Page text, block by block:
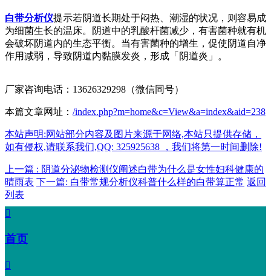
白带分析仪提示若阴道长期处于闷热、潮湿的状况，则容易成
为细菌生长的温床。阴道中的乳酸杆菌减少，有害菌种就有机
会破坏阴道内的生态平衡。当有害菌种的增生，促使阴道自净
作用减弱，导致阴道内黏膜发炎，形成「阴道炎」。
厂家咨询电话：13626329298（微信同号）
本篇文章网址： /index.php?m=home&c=View&a=index&aid=238
本站声明:网站部分内容及图片来源于网络,本站只提供存储，
如有侵权,请联系我们,QQ: 325925638 ，我们将第一时间删除!
上一篇 : 阴道分泌物检测仪阐述白带为什么是女性妇科健康的
晴雨表 下一篇: 白带常规分析仪科普什么样的白带算正常 返回
列表

首页
